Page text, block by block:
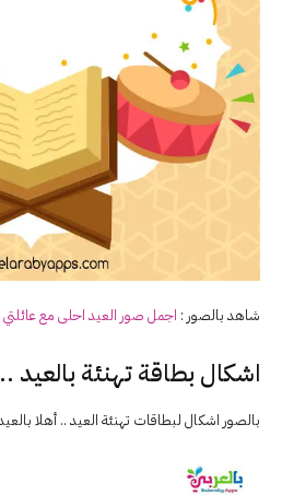
شاهد بالصور : اجمل صور العيد احلى مع عائلتي
اشكال بطاقة تهنئة بالعيد
بالصور اشكال لبطاقات تهنئة العيد .. أهلا